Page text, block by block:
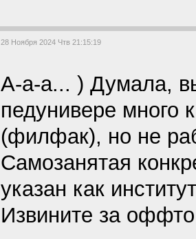
28 Ноября 2024 Чтв 21:15:19
А-а-а... ) Думала,
педунивере много
(филфак), но не
Самозанятая
указан как
Извините за